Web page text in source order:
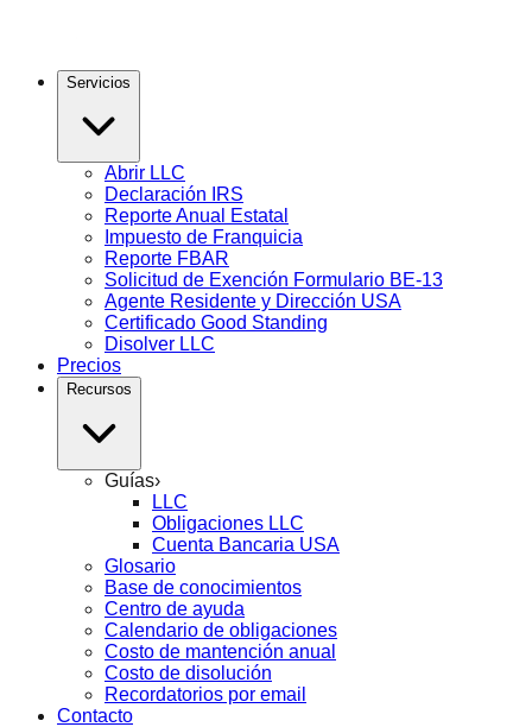
Servicios
Abrir LLC
Declaración IRS
Reporte Anual Estatal
Impuesto de Franquicia
Reporte FBAR
Solicitud de Exención Formulario BE-13
Agente Residente y Dirección USA
Certificado Good Standing
Disolver LLC
Precios
Recursos
Guías›
LLC
Obligaciones LLC
Cuenta Bancaria USA
Glosario
Base de conocimientos
Centro de ayuda
Calendario de obligaciones
Costo de mantención anual
Costo de disolución
Recordatorios por email
Contacto